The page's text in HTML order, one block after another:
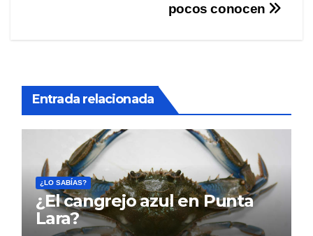
pocos conocen
Entrada relacionada
¿LO SABÍAS?
¿El cangrejo azul en Punta
Lara?